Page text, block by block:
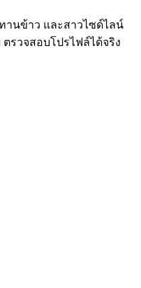
านข้าว และสาวไซด์ไลน์
รวจสอบโปรไฟล์ได้จริง